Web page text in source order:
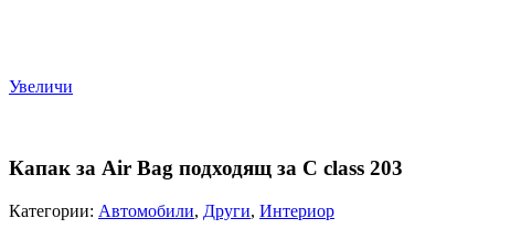
Увеличи
Капак за Air Bag подходящ за C class 203
Категории: Автомобили, Други, Интериор